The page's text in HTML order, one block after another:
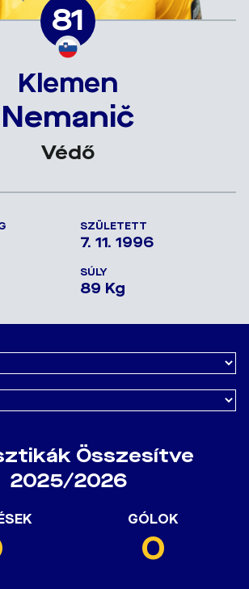
81
Klemen
Nemanič
Védő
SZÜLETETT
7. 11. 1996
SÚLY
89 Kg
Összesítve
2025/2026
GÓLOK
0